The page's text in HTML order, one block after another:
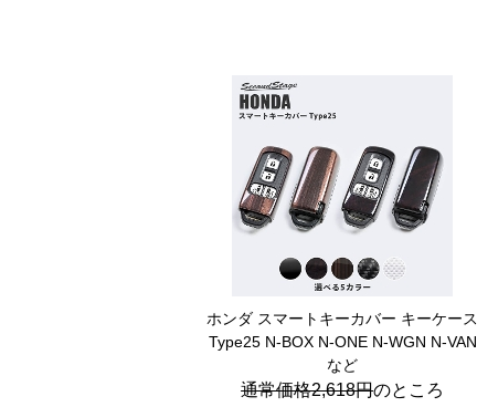
ホンダ スマートキーカバー キーケース
Type25 N-BOX N-ONE N-WGN N-VAN
など
通常価格2,618円のところ